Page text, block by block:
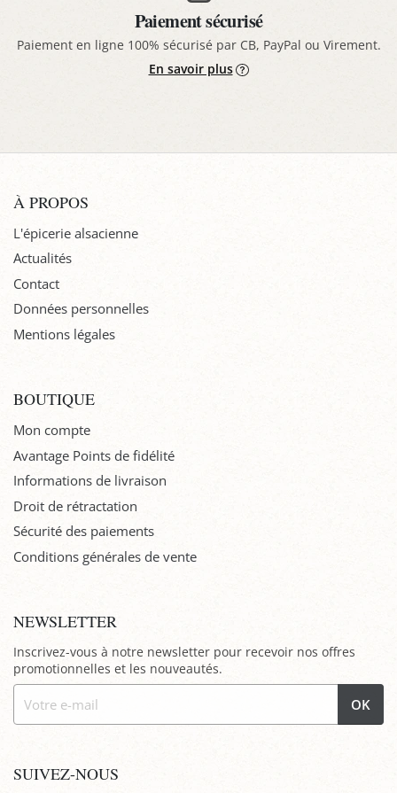
Paiement sécurisé
Paiement en ligne 100% sécurisé par CB, PayPal ou Virement.
En savoir plus
À PROPOS
L'épicerie alsacienne
Actualités
Contact
Données personnelles
Mentions légales
BOUTIQUE
Mon compte
Avantage Points de fidélité
Informations de livraison
Droit de rétractation
Sécurité des paiements
Conditions générales de vente
NEWSLETTER
Inscrivez-vous à notre newsletter pour recevoir nos offres
promotionnelles et les nouveautés.
OK
SUIVEZ-NOUS